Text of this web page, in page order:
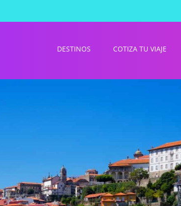
DESTINOS COTIZA TU VIAJE